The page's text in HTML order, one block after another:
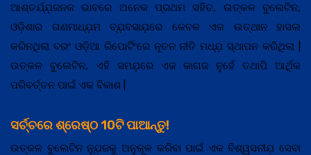
ଆଶ୍ଚର୍ଯ୍ଯ଼ଜନକ ଭାବରେ ଅନେକ ପ୍ରଥମ ସହିତ, ଉତ୍କଳ ବୁଲେଟିନ,
ଓଡ଼ିଶାର ଗଣମାଧ୍ଯ଼ମ ବ୍ଯ଼ବସାଯ଼ରେ କେବଳ ଏକ ଉତ୍ଥାନ ହାସଲ
କରିନଥିଲା ବରଂ ଓଡ଼ିଆ ରିପୋର୍ଟିଂରେ ନୂତନ ନୀତି ମଧ୍ଯ଼ ସ୍ଥାପନ କରିଥିଲା |
ଉତ୍କଳ ବୁଲେଟିନ, ଏହି ସମଯ଼ରେ ଏକ କାଗଜ ନୁହେଁ ତଥାପି ଆର୍ଥିକ
ପରିବର୍ତ୍ତନ ପାଇଁ ଏକ ବିକାଶ |
ସର୍ଚ୍ଚରେ ଶ୍ରେଷ୍ଠ 10ଟି ପାଆନ୍ତୁ!
ଉତ୍କଳ ବୁଲେଟିନ ନ୍ଯ଼ୁଜକୁ ଅନୁକୂଳ କରିବା ପାଇଁ ଏକ ବିଶ୍ୱସନୀଯ଼ ସେବା